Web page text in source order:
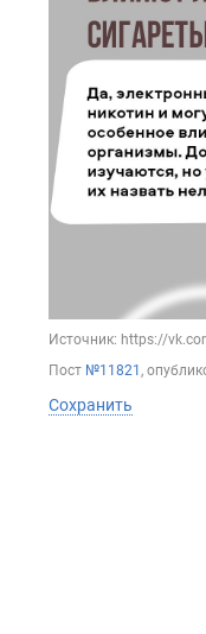
Источник: https://
Пост №11821 ,
Сохранить